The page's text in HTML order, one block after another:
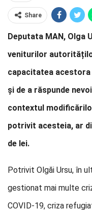
Share
Deputata MAN, Olga
veniturilor
capacitatea
și de a răspunde
contextul
potrivit acesteia, ar
de lei.
Potrivit Olgăi Ursu, în
gestionat mai multe
COVID-19, criza